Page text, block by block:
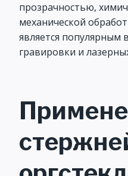
прозрачностью,
механической
является популярным
гравировки и